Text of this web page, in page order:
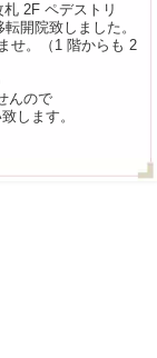
2F ペデストリ
開院致しました。
せ。（1 階からも 2
んので
します。